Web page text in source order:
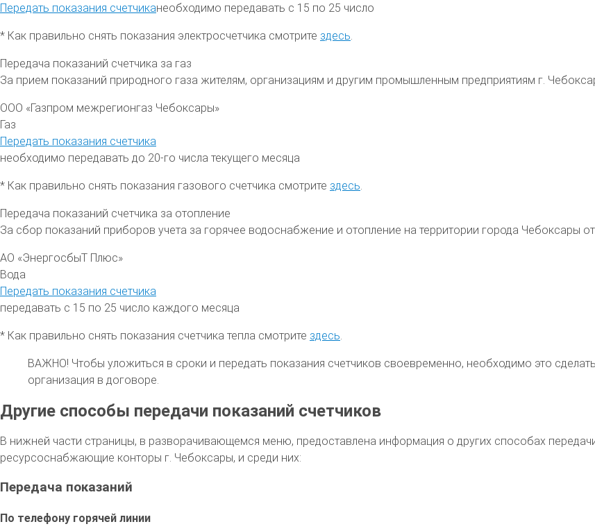
Передать показания счетчиканеобходимо передавать с 15 по 25 число
* Как правильно снять показания электросчетчика смотрите здесь
Передача показаний счетчика за газ
За прием показаний природного газа жителям, организациям и другим промышленным предприятиям г.
ООО «Газпром межрегионгаз Чебоксары»
Газ
Передать показания счетчика
необходимо передавать до 20-го числа текущего месяца
* Как правильно снять показания газового счетчика смотрите здесь
Передача показаний счетчика за отопление
За сбор показаний приборов учета за горячее водоснабжение и отопление на территории города Чебоксары
АО «ЭнергосбыТ Плюс»
Вода
Передать показания счетчика
передавать с 15 по 25 число каждого месяца
* Как правильно снять показания счетчика тепла смотрите здесь
ВАЖНО! Чтобы уложиться в сроки и передать показания счетчиков своевременно, необходимо это
организация в договоре.
Другие способы передачи показаний счетчиков
В нижней части страницы, в разворачивающемся меню, предоставлена информация о других способах
ресурсоснабжающие конторы г. Чебоксары, и среди них:
Передача показаний
По телефону горячей линии